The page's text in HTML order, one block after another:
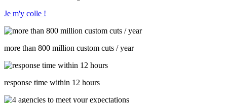
Je m'y colle !
more than 800 million custom cuts / year
response time within 12 hours